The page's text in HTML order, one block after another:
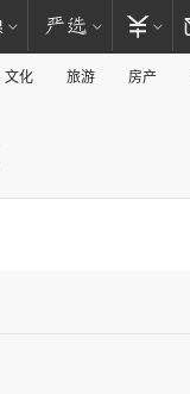
文化 旅游 房产